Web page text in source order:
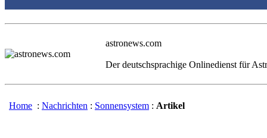
astronews.com
Der deutschsprachige Onlinedienst für
Home : Nachrichten : Sonnensystem : Artikel